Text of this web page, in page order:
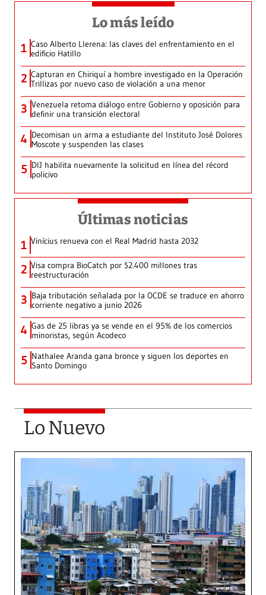
Lo más leído
1 Caso Alberto Llerena: las claves del enfrentamiento en el
edificio Hatillo
2 Capturan en Chiriquí a hombre investigado en la Operación
Trillizas por nuevo caso de violación a una menor
3 Venezuela retoma diálogo entre Gobierno y oposición para
definir una transición electoral
4 Decomisan un arma a estudiante del Instituto José Dolores
Moscote y suspenden las clases
5 DIJ habilita nuevamente la solicitud en línea del récord
policivo
Últimas noticias
1 Vinícius renueva con el Real Madrid hasta 2032
2 Visa compra BioCatch por $2.400 millones tras
reestructuración
3 Baja tributación señalada por la OCDE se traduce en ahorro
corriente negativo a junio 2026
4 Gas de 25 libras ya se vende en el 95% de los comercios
minoristas, según Acodeco
5 Nathalee Aranda gana bronce y siguen los deportes en
Santo Domingo
Lo Nuevo